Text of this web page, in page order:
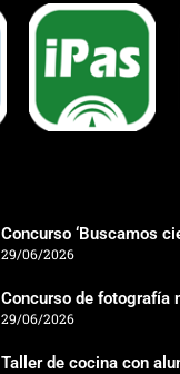
Concurso ‘Buscamos
29/06/2026
Concurso de fotografía
29/06/2026
Taller de cocina con